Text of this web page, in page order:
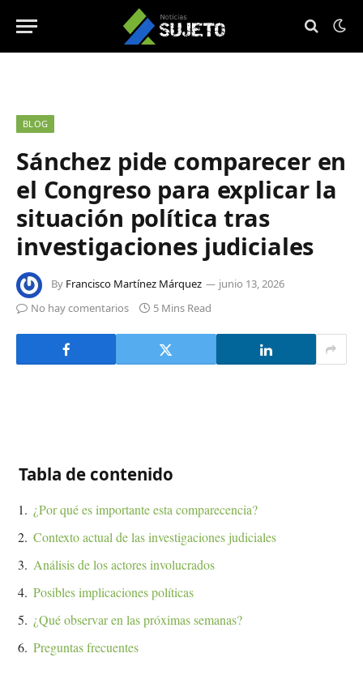
BLOG
Sánchez pide comparecer en
el Congreso para explicar la
situación política tras
investigaciones judiciales
By Francisco Martínez Márquez
junio 13, 2026
No hay comentarios
5 Mins Read
Tabla de contenido
¿Por qué es importante esta comparecencia?
Contexto actual de las investigaciones judiciales
Análisis de los actores involucrados
Posibles implicaciones políticas
¿Qué observar en las próximas semanas?
Preguntas frecuentes